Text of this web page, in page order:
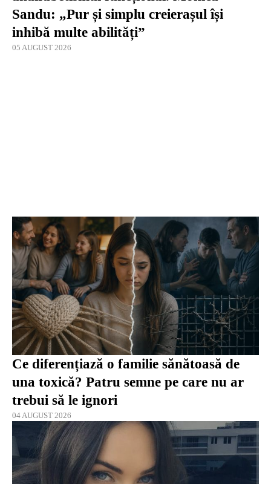
Sandu: „Pur și simplu creierașul își
inhibă multe abilități”
05 AUGUST 2026
Ce diferențiază o familie sănătoasă de
una toxică? Patru semne pe care nu ar
trebui să le ignori
04 AUGUST 2026